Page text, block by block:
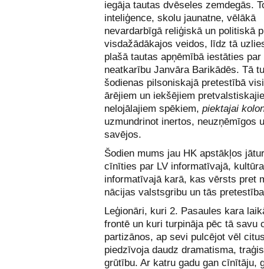
iegāja tautas dvēseles zemdegās.
inteliģence, skolu jaunatne, vēlākā
nevardarbīgā reliģiskā un politiskā
visdažādākajos veidos, līdz tā
plašā tautas apņēmībā iestāties par
neatkarību Janvāra Barikādēs. Tā
šodienas pilsoniskajā pretestībā
ārējiem un iekšējiem
nelojālajiem spēkiem, piektajai
uzmundrinot inertos, neuzņēmīgos
savējos.
Šodien mums jau HK apstākļos
cīnīties par LV informatīvajā,
informatīvajā karā, kas vērsts pret
nācijas valstsgribu un tās
Leģionāri, kuri 2. Pasaules kara
frontē un kuri turpināja pēc tā savu
partizānos, ap sevi pulcējot vēl
piedzīvoja daudz dramatisma,
grūtību. Ar katru gadu gan cīnītāju,